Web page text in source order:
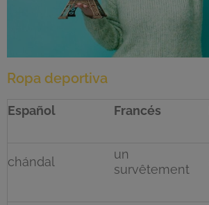
Ropa deportiva
Español Francés
chándal
un
survêtement